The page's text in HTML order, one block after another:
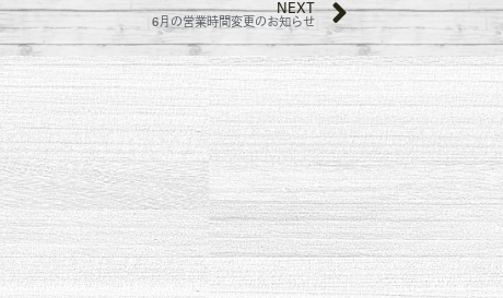
NEXT
6月の営業時間変更のお知らせ